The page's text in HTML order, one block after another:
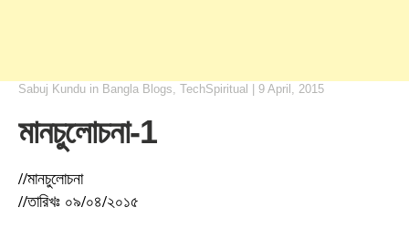
Sabuj Kundu in Bangla Blogs, TechSpiritual 9 April, 2015
মানচুলোচনা-1
//মানচুলোচনা
//তারিখঃ ০৯/০৪/২০১৫